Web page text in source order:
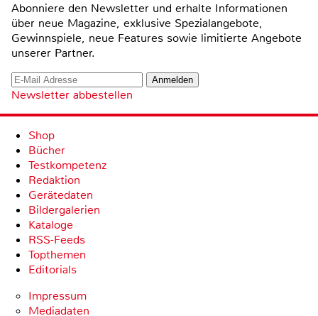
Abonniere den Newsletter und erhalte Informationen
über neue Magazine, exklusive Spezialangebote,
Gewinnspiele, neue Features sowie limitierte Angebote
unserer Partner.
Newsletter abbestellen
Shop
Bücher
Testkompetenz
Redaktion
Gerätedaten
Bildergalerien
Kataloge
RSS-Feeds
Topthemen
Editorials
Impressum
Mediadaten